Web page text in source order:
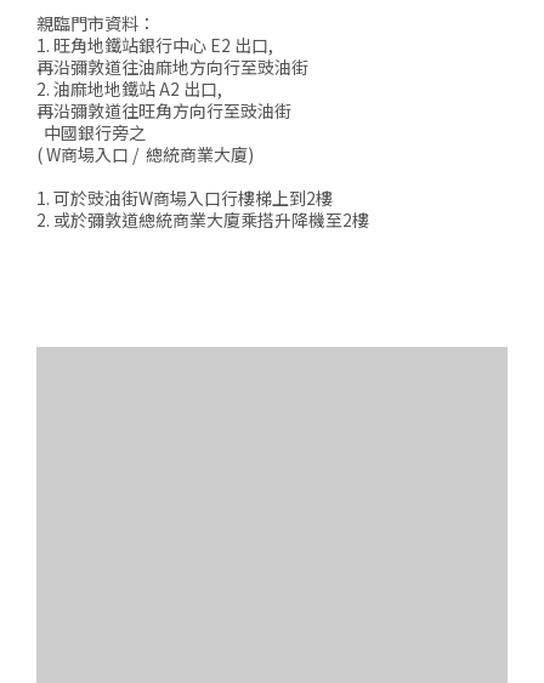
親臨門市資料：
1. 旺角地鐵站銀行中心 E2 出口,
再沿彌敦道往油麻地方向行至豉油街
2. 油麻地地鐵站 A2 出口,
再沿彌敦道往旺角方向行至豉油街
中國銀行旁之
( W商場入口 / 總統商業大廈)
1. 可於豉油街W商場入口行樓梯上到2樓
2. 或於彌敦道總統商業大廈乘搭升降機至2樓